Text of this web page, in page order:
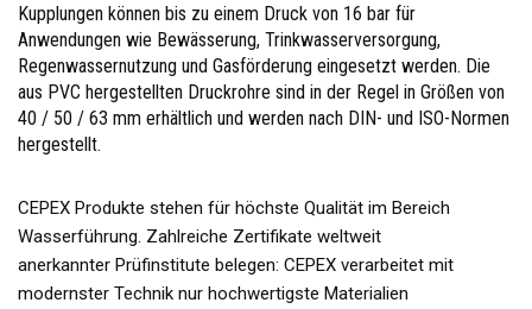
Kupplungen können bis zu einem Druck von 16 bar für
Anwendungen wie Bewässerung, Trinkwasserversorgung,
Regenwassernutzung und Gasförderung eingesetzt werden. Die
aus PVC hergestellten Druckrohre sind in der Regel in Größen von
40 / 50 / 63 mm erhältlich und werden nach DIN- und ISO-Normen
hergestellt.
CEPEX Produkte stehen für höchste Qualität im Bereich
Wasserführung. Zahlreiche Zertifikate weltweit
anerkannter Prüfinstitute belegen: CEPEX verarbeitet mit
modernster Technik nur hochwertigste Materialien